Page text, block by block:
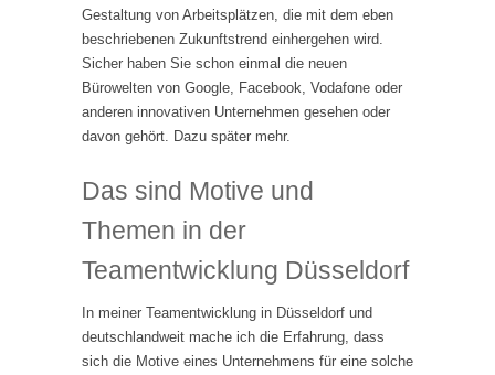
Gestaltung von Arbeitsplätzen, die mit dem eben
beschriebenen Zukunftstrend einhergehen wird.
Sicher haben Sie schon einmal die neuen
Bürowelten von Google, Facebook, Vodafone oder
anderen innovativen Unternehmen gesehen oder
davon gehört. Dazu später mehr.
Das sind Motive und
Themen in der
Teamentwicklung Düsseldorf
In meiner Teamentwicklung in Düsseldorf und
deutschlandweit mache ich die Erfahrung, dass
sich die Motive eines Unternehmens für eine solche